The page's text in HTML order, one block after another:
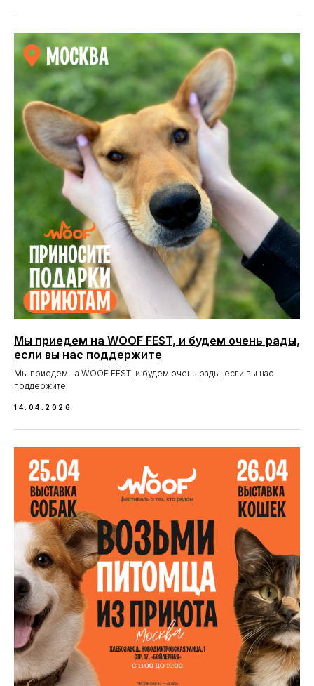
Мы приедем на WOOF FEST, и будем очень рады,
если вы нас поддержите
Мы приедем на WOOF FEST, и будем очень рады, если вы нас
поддержите
14.04.2026